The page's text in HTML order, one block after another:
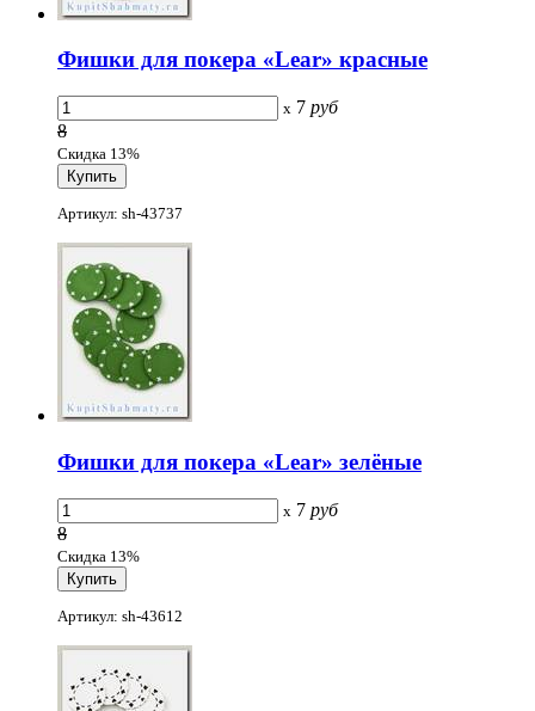
Фишки для покера «Lear» красные
x 7 руб
8
Скидка 13%
Артикул: sh-43737
Фишки для покера «Lear» зелёные
x 7 руб
8
Скидка 13%
Артикул: sh-43612